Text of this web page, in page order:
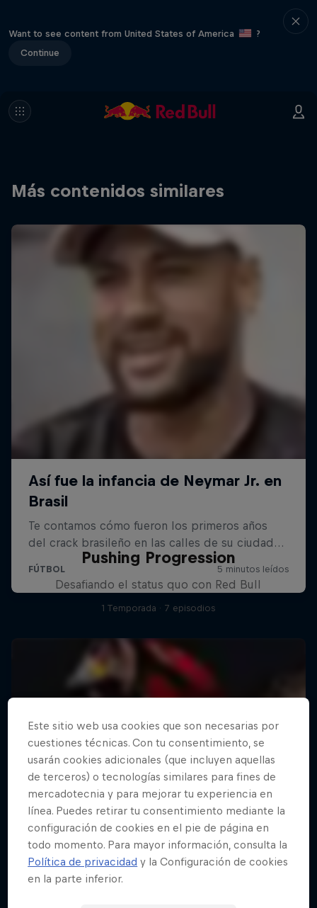
Want to see content from United States of America
?
Continue
Más contenidos similares
Pushing Progression
Desafiando el status quo con Red Bull
1 Temporada · 7 episodios
Este sitio web usa cookies que son necesarias por
cuestiones técnicas. Con tu consentimiento, se
usarán cookies adicionales (que incluyen aquellas
de terceros) o tecnologías similares para fines de
mercadotecnia y para mejorar tu experiencia en
línea. Puedes retirar tu consentimiento mediante la
configuración de cookies en el pie de página en
todo momento. Para mayor información, consulta la
Política de privacidad y la Configuración de cookies
en la parte inferior.